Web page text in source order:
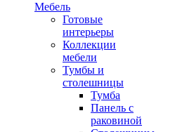
Мебель
Готовые
интерьеры
Коллекции
мебели
Тумбы и
столешницы
Тумба
Панель с
раковиной